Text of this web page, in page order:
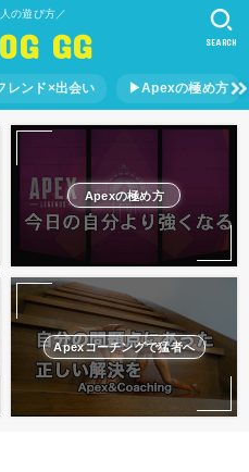
の遊び方／
GG
レンド×出会い ▶︎Apexの極め方
SEARCH
Apexの極め方
Apexコーチングで猛者へ